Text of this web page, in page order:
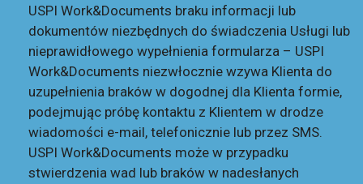
USPI Work&Documents braku informacji lub
dokumentów niezbędnych do świadczenia Usługi lub
nieprawidłowego wypełnienia formularza – USPI
Work&Documents niezwłocznie wzywa Klienta do
uzupełnienia braków w dogodnej dla Klienta formie,
podejmując próbę kontaktu z Klientem w drodze
wiadomości e-mail, telefonicznie lub przez SMS.
USPI Work&Documents może w przypadku
stwierdzenia wad lub braków w nadesłanych